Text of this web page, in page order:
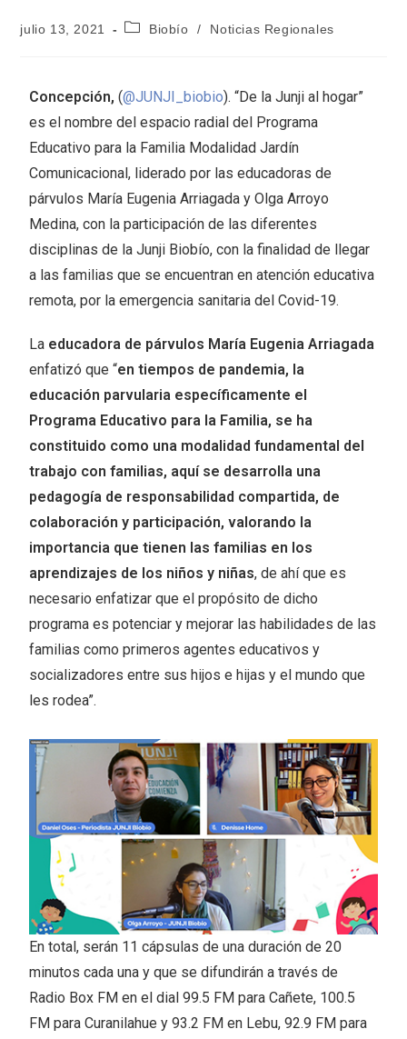
julio 13, 2021 Biobío / Noticias Regionales
Concepción, (@JUNJI_biobio). “De la Junji al hogar”
es el nombre del espacio radial del Programa
Educativo para la Familia Modalidad Jardín
Comunicacional, liderado por las educadoras de
párvulos María Eugenia Arriagada y Olga Arroyo
Medina, con la participación de las diferentes
disciplinas de la Junji Biobío, con la finalidad de llegar
a las familias que se encuentran en atención educativa
remota, por la emergencia sanitaria del Covid-19.
La educadora de párvulos María Eugenia Arriagada
enfatizó que “en tiempos de pandemia, la
educación parvularia específicamente el
Programa Educativo para la Familia, se ha
constituido como una modalidad fundamental del
trabajo con familias, aquí se desarrolla una
pedagogía de responsabilidad compartida, de
colaboración y participación, valorando la
importancia que tienen las familias en los
aprendizajes de los niños y niñas, de ahí que es
necesario enfatizar que el propósito de dicho
programa es potenciar y mejorar las habilidades de las
familias como primeros agentes educativos y
socializadores entre sus hijos e hijas y el mundo que
les rodea”.
En total, serán 11 cápsulas de una duración de 20
minutos cada una y que se difundirán a través de
Radio Box FM en el dial 99.5 FM para Cañete, 100.5
FM para Curanilahue y 93.2 FM en Lebu, 92.9 FM para